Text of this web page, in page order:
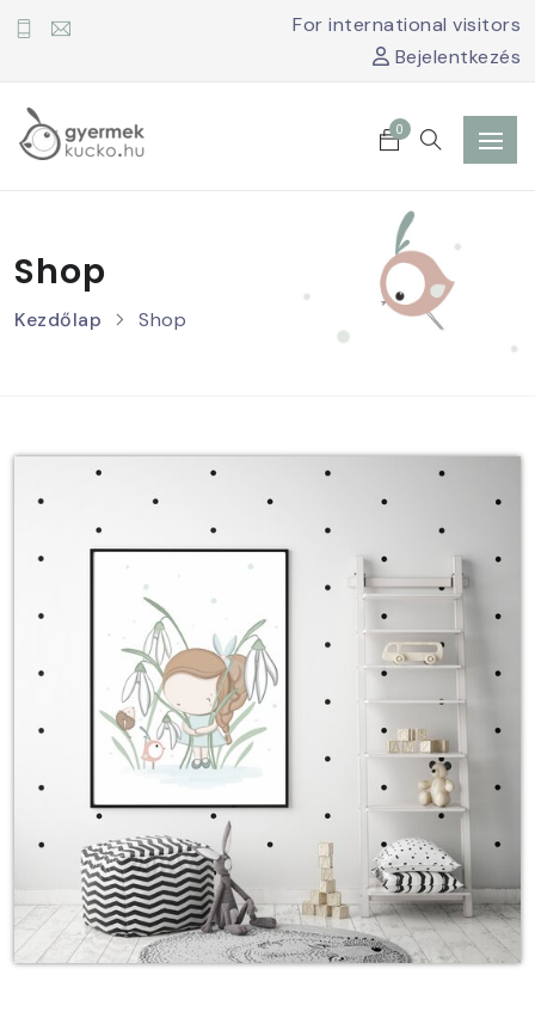
For international visitors
Bejelentkezés
0
Shop
Kezdőlap Shop